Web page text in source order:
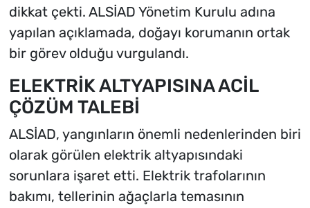
dikkat çekti. ALSİAD Yönetim Kurulu adına
yapılan açıklamada, doğayı korumanın ortak
bir görev olduğu vurgulandı.
ELEKTRİK ALTYAPISINA ACİL
ÇÖZÜM TALEBİ
ALSİAD, yangınların önemli nedenlerinden biri
olarak görülen elektrik altyapısındaki
sorunlara işaret etti. Elektrik trafolarının
bakımı, tellerinin ağaçlarla temasının